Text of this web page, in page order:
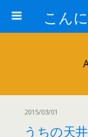
2015/03/01
うちの天